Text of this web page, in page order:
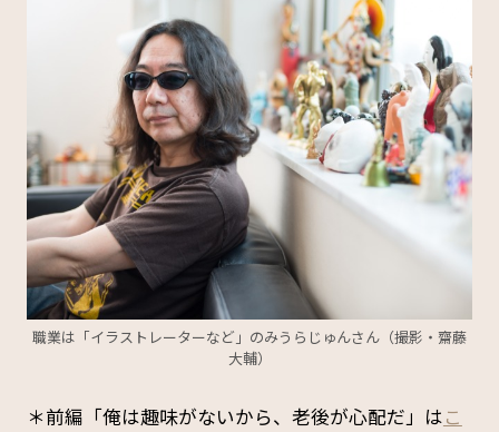
職業は「イラストレーターなど」のみうらじゅんさん（撮影・齋藤
大輔）
＊前編「俺は趣味がないから、老後が心配だ」はこ